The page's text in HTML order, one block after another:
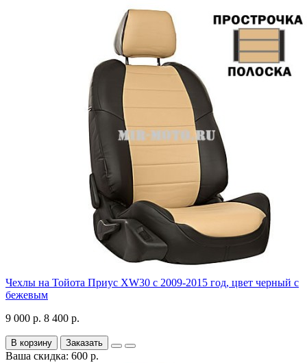
Чехлы на Тойота Приус XW30 с 2009-2015 год, цвет черный с
бежевым
9 000 р. 8 400 р.
В корзину Заказать
Ваша скидка: 600 р.